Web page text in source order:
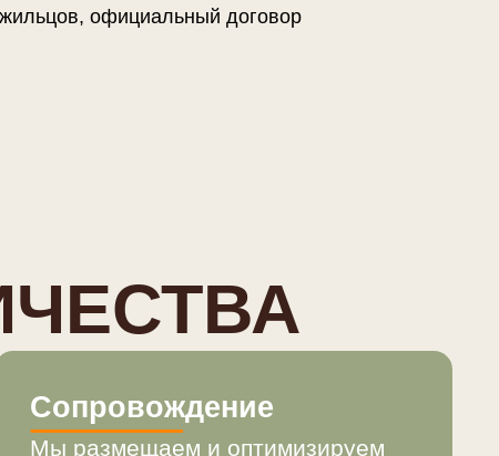
официальный договор
размещаем и оптимизируем
на популярных
бронирования,